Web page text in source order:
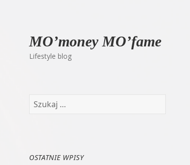
MO’money MO’fame
Lifestyle blog
OSTATNIE WPISY